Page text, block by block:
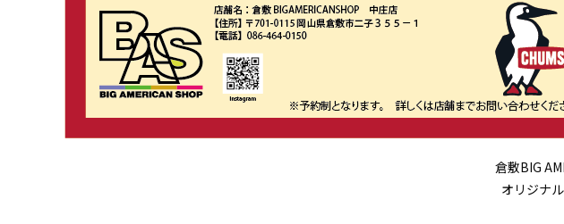
倉敷BIG
オリジナ